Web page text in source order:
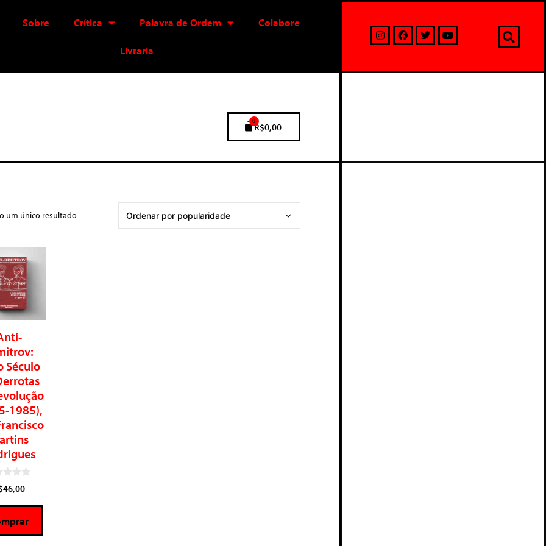
Sobre Crítica Palavra de Ordem Colabore
Livraria
R$0,00
0
um único resultado
Século
1985),
46,00